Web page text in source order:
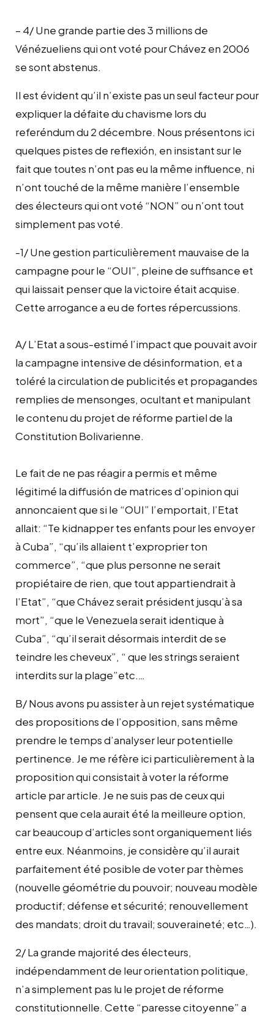
– 4/ Une grande partie des 3 millions de
Vénézueliens qui ont voté pour Chávez en 2006
se sont abstenus.
Il est évident qu’il n’existe pas un seul facteur pour
expliquer la défaite du chavisme lors du
referéndum du 2 décembre. Nous présentons ici
quelques pistes de reflexión, en insistant sur le
fait que toutes n’ont pas eu la même influence, ni
n’ont touché de la même manière l’ensemble
des électeurs qui ont voté “NON” ou n’ont tout
simplement pas voté.
-1/ Une gestion particulièrement mauvaise de la
campagne pour le “OUI”, pleine de suffisance et
qui laissait penser que la victoire était acquise.
Cette arrogance a eu de fortes répercussions.
A/ L’Etat a sous-estimé l’impact que pouvait avoir
la campagne intensive de désinformation, et a
toléré la circulation de publicités et propagandes
remplies de mensonges, ocultant et manipulant
le contenu du projet de réforme partiel de la
Constitution Bolivarienne.
Le fait de ne pas réagir a permis et même
légitimé la diffusión de matrices d’opinion qui
annoncaient que si le “OUI” l’emportait, l’Etat
allait: “Te kidnapper tes enfants pour les envoyer
à Cuba”, “qu’ils allaient t’exproprier ton
commerce”, “que plus personne ne serait
propiétaire de rien, que tout appartiendrait à
l’Etat”, “que Chávez serait président jusqu’à sa
mort”, “que le Venezuela serait identique à
Cuba”, “qu’il serait désormais interdit de se
teindre les cheveux”, “ que les strings seraient
interdits sur la plage”etc.…
B/ Nous avons pu assister à un rejet systématique
des propositions de l’opposition, sans même
prendre le temps d’analyser leur potentielle
pertinence. Je me réfère ici particulièrement à la
proposition qui consistait à voter la réforme
article par article. Je ne suis pas de ceux qui
pensent que cela aurait été la meilleure option,
car beaucoup d’articles sont organiquement liés
entre eux. Néanmoins, je considère qu’il aurait
parfaitement été posible de voter par thèmes
(nouvelle géométrie du pouvoir; nouveau modèle
productif; défense et sécurité; renouvellement
des mandats; droit du travail; souveraineté; etc…).
2/ La grande majorité des électeurs,
indépendamment de leur orientation politique,
n’a simplement pas lu le projet de réforme
constitutionnelle. Cette “paresse citoyenne” a